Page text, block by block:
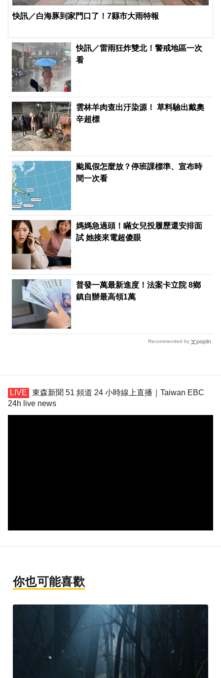
快訊／白海豚到家門口了！7縣市大雨特報
快訊／雷雨狂炸雙北！警戒地區一次
看
雲林羊肉查出汙染源！ 草料驗出戴奧
辛超標
颱風假怎麼放？停班課標準、宣布時
間一次看
媽媽急過頭！瞞女兒投履歷還安排面
試 她接來電超傻眼
普發一萬最新進度！法案卡立院 8鄉
鎮自辦最高領1萬
Recommended by
東森新聞 51 頻道 24 小時線上直播｜Taiwan EBC
24h live news
你也可能喜歡